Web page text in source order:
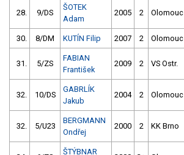
28. 9/DS
ŠOTEK
Adam
2005 2 Olomouc
30. 8/DM KUTÍN Filip 2007 2 Olomouc
31. 5/ZS
FABIAN
František
2009 2 VS Ostr.
32. 10/DS
GABRLÍK
Jakub
2004 2 Olomouc
32. 5/U23
BERGMANN
Ondřej
2000 2 KK Brno
ŠTÝBNAR